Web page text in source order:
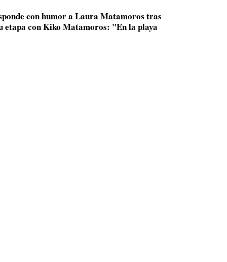
con humor a Laura Matamoros tras
etapa con Kiko Matamoros: "En la playa